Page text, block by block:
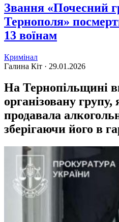
Звання «Почесний
Тернополя»
13 воїнам
Кримінал
Галина Кіт · 29.01.2026
На Тернопільщині
організовану
продавала
зберігаючи його в